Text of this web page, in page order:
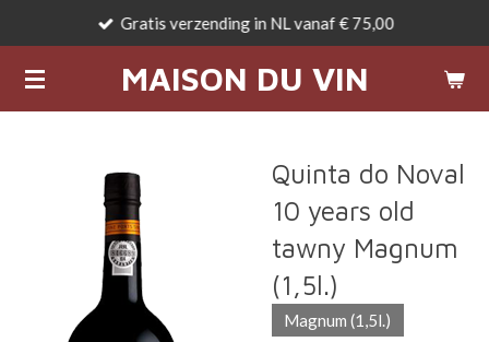
naar
de
MAISON DU VIN
Gratis verzending in NL vanaf € 75,00
Quinta do Noval
10 years old
tawny Magnum
(1,5l.)
Magnum (1,5l.)